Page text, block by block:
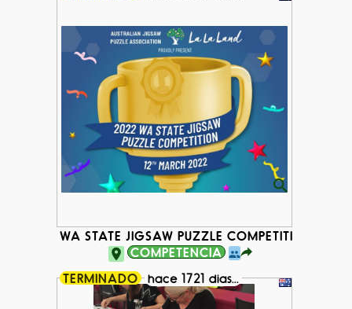
WA STATE JIGSAW PUZZLE COMPETITION
COMPETENCIA
TERMINADO
hace 1721 dias...